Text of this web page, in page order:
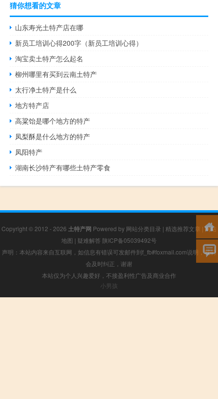
猜你想看的文章
山东寿光土特产店在哪
新员工培训心得200字（新员工培训心得）
淘宝卖土特产怎么起名
柳州哪里有买到云南土特产
太行净土特产是什么
地方特产店
高粱饴是哪个地方的特产
凤梨酥是什么地方的特产
凤阳特产
湖南长沙特产有哪些土特产零食
Copyright © 2012 - 2026 土特产网 Powered by 网站分类目录 | 精选推荐文章 |网站
地图 | 疑难解答 陕ICP备05039492号
声明：本站内容来自互联网，如信息有错误可发邮件到f_fb#foxmail.com说明，我们
会及时纠正，谢谢
本站仅为个人兴趣爱好，不接盈利性广告及商业合作
小男孩